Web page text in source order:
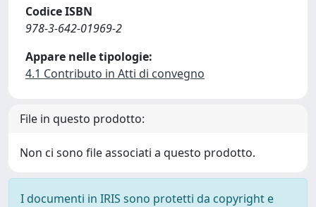
Codice ISBN
978-3-642-01969-2
Appare nelle tipologie:
4.1 Contributo in Atti di convegno
File in questo prodotto:
Non ci sono file associati a questo prodotto.
I documenti in IRIS sono protetti da copyright e